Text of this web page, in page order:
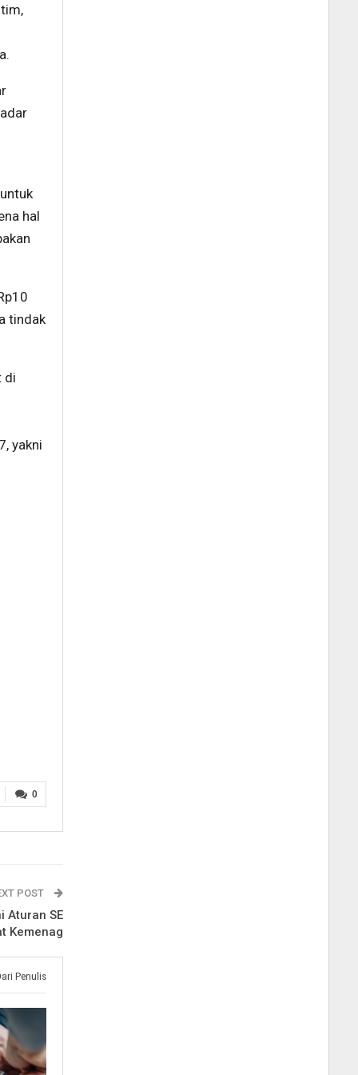
hal
tindak
di
yakni
0
POST
Aturan SE
Kemenag
Penulis